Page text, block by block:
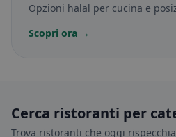
Opzioni halal per cucina e
Scopri ora →
Cerca ristoranti per
Trova ristoranti che oggi